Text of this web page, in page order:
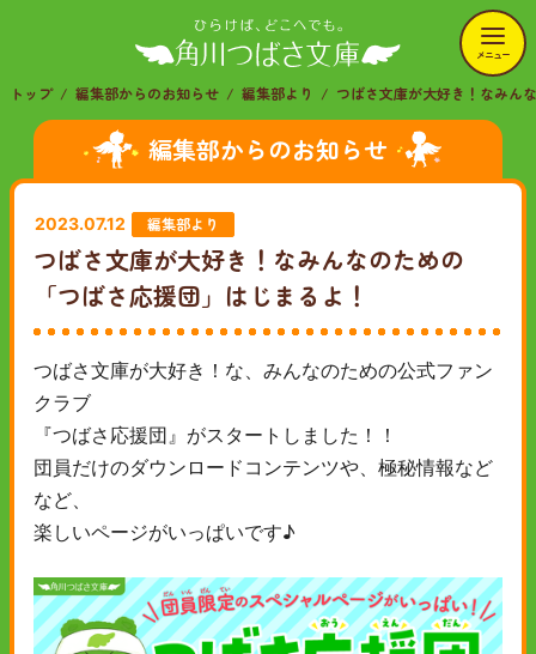
メニュー
トップ 編集部からのお知らせ 編集部より つばさ文庫が大好き！なみん
編集部からのお知らせ
2023.07.12 編集部より
つばさ文庫が大好き！なみんなのための
「つばさ応援団」はじまるよ！
つばさ文庫が大好き！な、みんなのための公式ファン
クラブ
『つばさ応援団』がスタートしました！！
団員だけのダウンロードコンテンツや、極秘情報など
など、
楽しいページがいっぱいです♪